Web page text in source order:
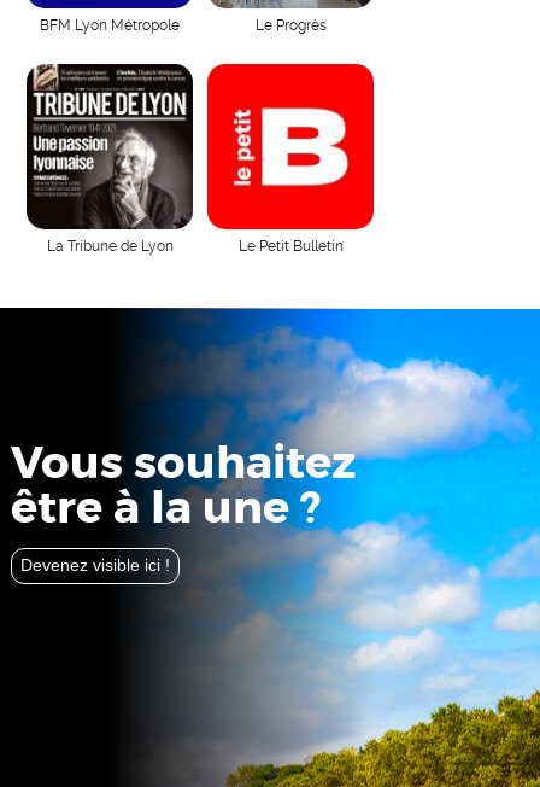
BFM Lyon Métropole Le Progrès
La Tribune de Lyon Le Petit Bulletin
Vous souhaitez
être à la une ?
Devenez visible ici !